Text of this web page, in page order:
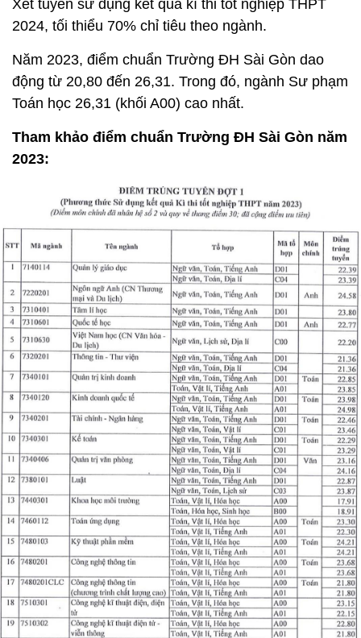
Xét tuyển sử dụng kết quả kì thi tốt nghiệp THPT
2024, tối thiểu 70% chỉ tiêu theo ngành.
Năm 2023, điểm chuẩn Trường ĐH Sài Gòn dao
động từ 20,80 đến 26,31. Trong đó, ngành Sư phạm
Toán học 26,31 (khối A00) cao nhất.
Tham khảo điểm chuẩn Trường ĐH Sài Gòn năm
2023: